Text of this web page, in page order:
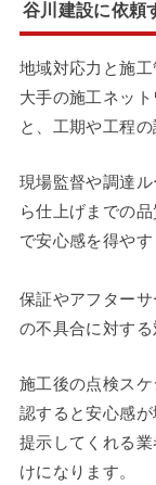
谷川建設に依頼
地域対応力と施工
大手の施工ネッ
と、工期や工程
現場監督や調達
ら仕上げまでの
で安心感を得やす
保証やアフター
の不具合に対する
施工後の点検ス
認すると安心感
提示してくれる
けになります。